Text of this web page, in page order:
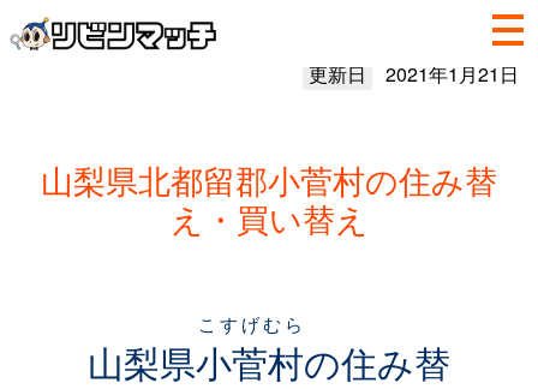
更新日 2021年1月21日
山梨県北都留郡小菅村の住み替
え・買い替え
山梨県小菅村
こすげむら
の住み替